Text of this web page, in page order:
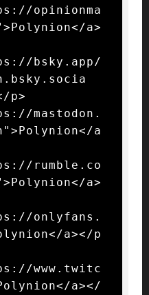
opinionma
a>
bsky.app/
p>
mastodon.
a
rumble.co
a>
onlyfans.
a></p
www.twitc
a></